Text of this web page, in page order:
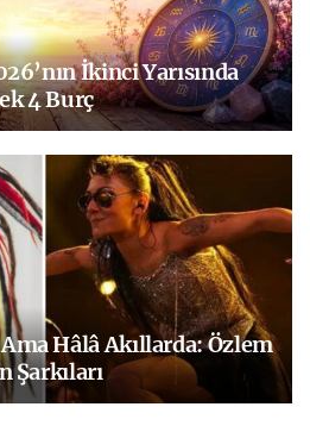
İkinci Yarısında
4 Burç
Hâlâ Akıllarda: Özlem
Şarkıları